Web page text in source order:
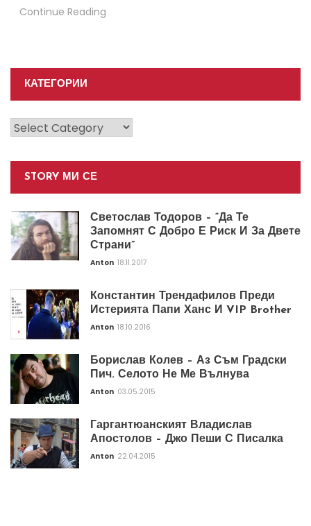
Continue Reading
КАТЕГОРИИ
Категории
STORY МИ СЕ
Светослав Тодоров – “Да Те
Запомнят С Добро Е Риск И За Двете
Страни”
Anton 18.11.2017
Константин Трендафилов Преди
Истерията Папи Ханс И VIP Brother
Anton 18.10.2016
Борислав Колев – Аз Съм Градски
Пич. Селото Не Ме Вълнува
Anton 03.05.2015
Гаргантюанският Владислав
Апостолов – Джо Пеши С Писалка
Anton 22.04.2015